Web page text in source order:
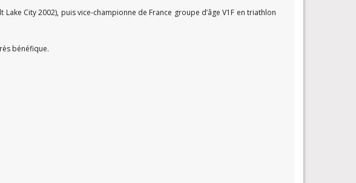
City 2002), puis vice-championne de France groupe d’âge V1F en triathlon
bénéfique.